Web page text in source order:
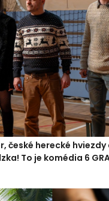
české herecké hviezdy
To je komédia 6